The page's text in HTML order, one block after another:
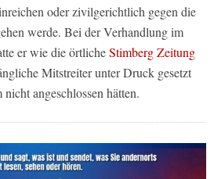
oder zivilgerichtlich gegen die
werde. Bei der Verhandlung im
er wie die örtlicheStimberg Zeitung
Mitstreiter unter Druck gesetzt
angeschlossen hätten.